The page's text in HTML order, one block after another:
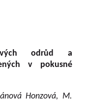
odrůd a
v pokusné
Honzová, M.